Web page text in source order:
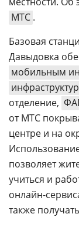
МТС .
Базовая
Давыдовка
мобильным
отделение,
от МТС
центре и на
позволяет
учиться и
онлайн-
также получать